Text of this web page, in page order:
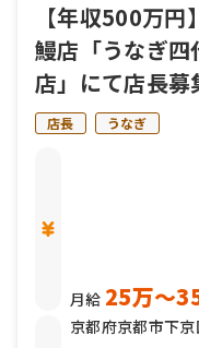
【年収500万
鰻店「うなぎ四
店」にて店長
店長 うなぎ
月給 25万〜
京都府京都市下